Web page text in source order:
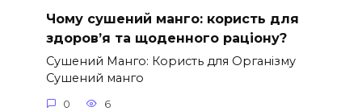
Чому сушений манго: користь для
здоров’я та щоденного раціону?
Сушений Манго: Користь для Організму
Сушений манго
0 6